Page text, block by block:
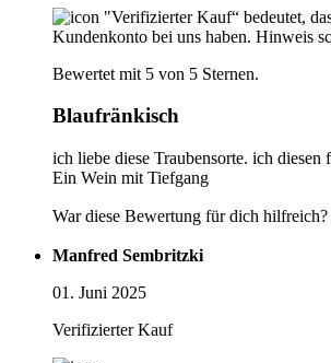
"Verifizierter Kauf“ bedeutet,
Kundenkonto bei uns haben. Hinweis
Bewertet mit 5 von 5 Sternen.
Blaufränkisch
ich liebe diese Traubensorte. ich
Ein Wein mit Tiefgang
War diese Bewertung für dich hilfreich?
Manfred Sembritzki
01. Juni 2025
Verifizierter Kauf